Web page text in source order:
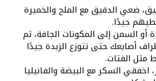
ضعي الدقيق مع الملح والخميرة
جيدًا.
أو السمن إلى المكونات الجافة، ثم
أصابعك حتى تتوزع الزبدة جيدًا
مثل الفتات.
اخفقي السكر مع البيضة والفانيليا